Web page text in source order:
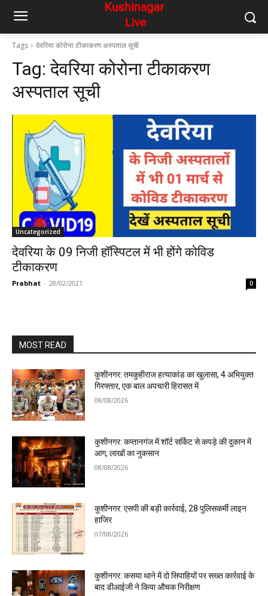
Tags देवरिया कोरोना टीकाकरण अस्पताल सूची
Tag:देवरिया कोरोना टीकाकरण
अस्पताल सूची
Uncategorized
देवरिया के 09 निजी हॉस्पिटल में भी होंगे कोविड
टीकाकरण
Prabhat - 28/02/2021 0
MOST READ
कुशीनगर: तमकुहीराज हत्याकांड का खुलासा, 4 अभियुक्त
गिरफ्तार, एक बाल अपचारी हिरासत में
08/08/2026
कुशीनगर: कप्तानगंज में शॉर्ट सर्किट से कपड़े की दुकान में
आग, लाखों का नुकसान
08/08/2026
कुशीनगर: एसपी की बड़ी कार्रवाई, 28 पुलिसकर्मी लाइन
हाजिर
07/08/2026
कुशीनगर: कसया थाने में दो सिपाहियों पर सख्त कार्रवाई के
बाद डीआईजी ने किया औचक निरीक्षण